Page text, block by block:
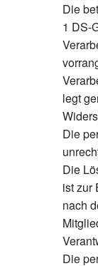
Die
1 DS-
legt
Die
Die
ist zur
nach
Die